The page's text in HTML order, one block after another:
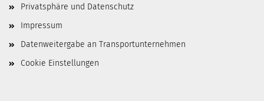
Privatsphäre und Datenschutz
Impressum
Datenweitergabe an Transportunternehmen
Cookie Einstellungen